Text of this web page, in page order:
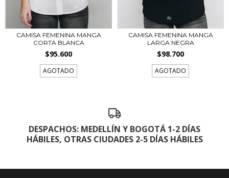
CAMISA FEMENINA MANGA
CORTA BLANCA
$95.600
AGOTADO
CAMISA FEMENINA MANGA
LARGA NEGRA
$98.700
AGOTADO
DESPACHOS: MEDELLÍN Y BOGOTÁ 1-2 DÍAS
HÁBILES, OTRAS CIUDADES 2-5 DÍAS HÁBILES